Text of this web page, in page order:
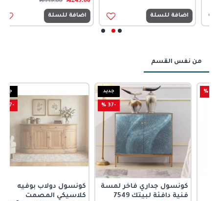
اضافة للسلة اضافة للسلة
من نفس القسم
جديد
-37 %
كونسول جداري فاخر لمسة
فنية دافئة لبيتك 7549
كونسول دولاب بوفيه
كلاسيكي المصمت